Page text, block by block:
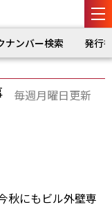
ナンバー検索 発行
毎週月曜日更新
にもビル外壁専